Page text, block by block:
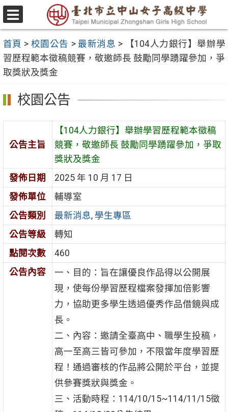
跳
至
要
內
容
區
選
單
首頁 > 校園公告 > 最新消息 >
【104人力銀行】舉辦學
習歷程範本徵稿競賽，敬邀師長 鼓勵同學踴躍參加，爭
取獎狀及獎金
校園公告
公告主旨
【104人力銀行】舉辦學習歷程範本徵稿
競賽，敬邀師長 鼓勵同學踴躍參加，爭取
獎狀及獎金
發佈日期
2025 年 10 月 17 日
發佈單位
輔導室
公告類別
最新消息, 學生專區
公告等級
轉知
點閱次數
460
公告內容
一、目的：旨在讓優良作品得以公開展
現，使每份學習歷程檔案發揮加倍影響
力，協助更多學生透過優秀作品借鏡與成
長。
二、內容：邀請全臺高中、職學生投稿，
高一至高三皆可參加，不限當年度學習歷
程！通過審核的作品將公開於平台，並提
供參賽獎狀與獎金。
三、活動時程：114/10/15~114/11/15徵